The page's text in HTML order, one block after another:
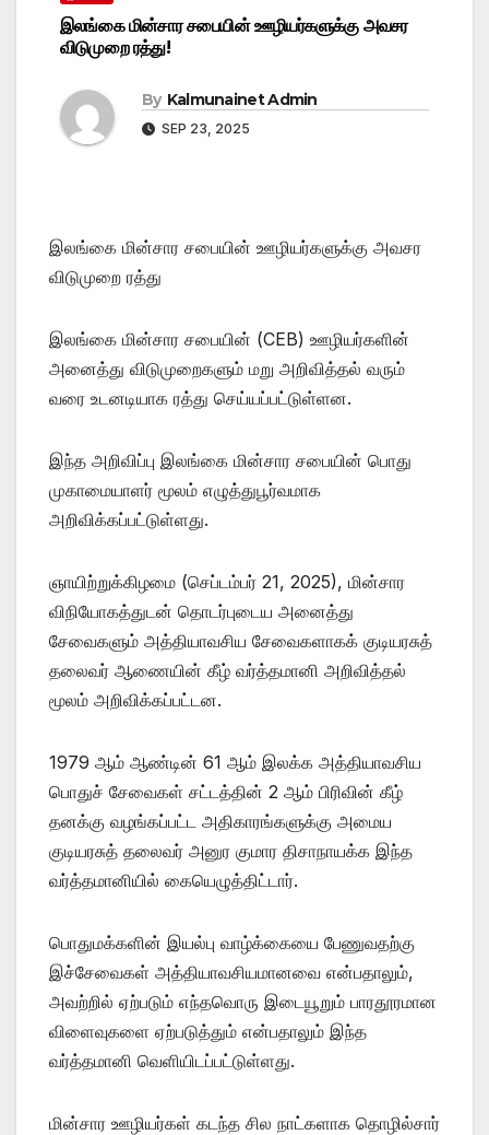
இலங்கை மின்சார சபையின் ஊழியர்களுக்கு அவசர
விடுமுறை ரத்து!
By Kalmunainet Admin
SEP 23, 2025
இலங்கை மின்சார சபையின் ஊழியர்களுக்கு அவசர
விடுமுறை ரத்து
​இலங்கை மின்சார சபையின் (CEB) ஊழியர்களின்
அனைத்து விடுமுறைகளும் மறு அறிவித்தல் வரும்
வரை உடனடியாக ரத்து செய்யப்பட்டுள்ளன.
​இந்த அறிவிப்பு இலங்கை மின்சார சபையின் பொது
முகாமையாளர் மூலம் எழுத்துபூர்வமாக
அறிவிக்கப்பட்டுள்ளது.
​ஞாயிற்றுக்கிழமை (செப்டம்பர் 21, 2025), மின்சார
விநியோகத்துடன் தொடர்புடைய அனைத்து
சேவைகளும் அத்தியாவசிய சேவைகளாகக் குடியரசுத்
தலைவர் ஆணையின் கீழ் வர்த்தமானி அறிவித்தல்
மூலம் அறிவிக்கப்பட்டன.
​1979 ஆம் ஆண்டின் 61 ஆம் இலக்க அத்தியாவசிய
பொதுச் சேவைகள் சட்டத்தின் 2 ஆம் பிரிவின் கீழ்
தனக்கு வழங்கப்பட்ட அதிகாரங்களுக்கு அமைய
குடியரசுத் தலைவர் அனுர குமார திசாநாயக்க இந்த
வர்த்தமானியில் கையெழுத்திட்டார்.
​பொதுமக்களின் இயல்பு வாழ்க்கையை பேணுவதற்கு
இச்சேவைகள் அத்தியாவசியமானவை என்பதாலும்,
அவற்றில் ஏற்படும் எந்தவொரு இடையூறும் பாரதூரமான
விளைவுகளை ஏற்படுத்தும் என்பதாலும் இந்த
வர்த்தமானி வெளியிடப்பட்டுள்ளது.
​மின்சார ஊழியர்கள் கடந்த சில நாட்களாக தொழில்சார்